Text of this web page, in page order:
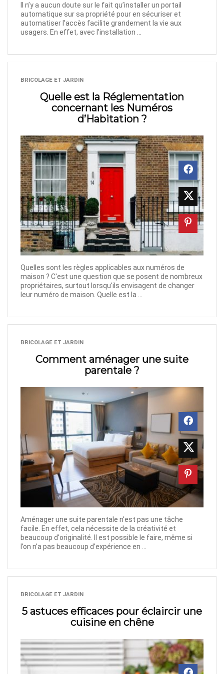
Il n’y a aucun doute sur le fait qu’installer un portail
automatique sur sa propriété pour en sécuriser et
automatiser l’accès facilite grandement la vie aux
usagers. En effet, avec l’installation ...
BRICOLAGE ET JARDIN
Quelle est la Réglementation
concernant les Numéros
d’Habitation ?
Quelles sont les règles applicables aux numéros de
maison ? C'est une question que se posent de nombreux
propriétaires, surtout lorsqu'ils envisagent de changer
leur numéro de maison. Quelle est la ...
BRICOLAGE ET JARDIN
Comment aménager une suite
parentale ?
Aménager une suite parentale n’est pas une tâche
facile. En effet, cela nécessite de la créativité et
beaucoup d'originalité. Il est possible le faire, même si
l’on n’a pas beaucoup d’expérience en ...
BRICOLAGE ET JARDIN
5 astuces efficaces pour éclaircir une
cuisine en chêne